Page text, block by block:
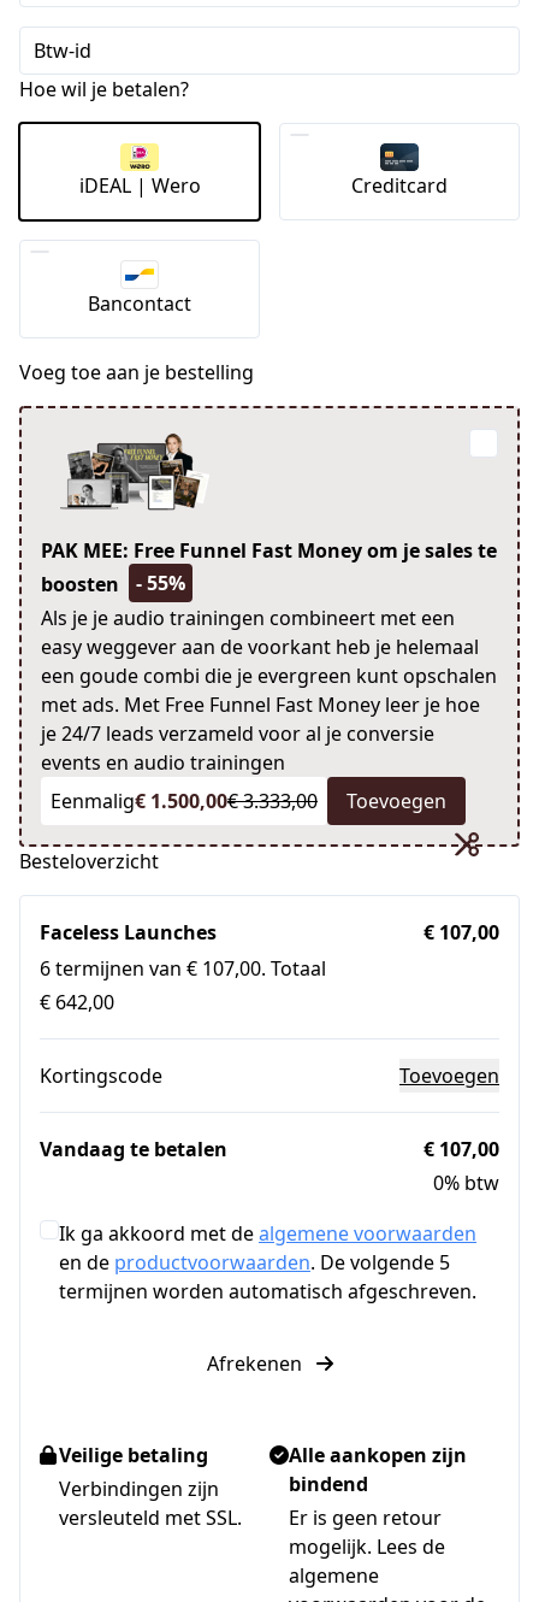
Btw-id
Hoe wil je betalen?
iDEAL | Wero Creditcard
Bancontact
Voeg toe aan je bestelling
PAK MEE: Free Funnel Fast Money om je sales te
boosten
- 55%
Als je je audio trainingen combineert met een
easy weggever aan de voorkant heb je helemaal
een goude combi die je evergreen kunt opschalen
met ads. Met Free Funnel Fast Money leer je hoe
je 24/7 leads verzameld voor al je conversie
events en audio trainingen
Eenmalig€ 1.500,00€ 3.333,00 Toevoegen
Besteloverzicht
Faceless Launches
6 termijnen van € 107,00. Totaal
€ 642,00
€ 107,00
Kortingscode Toevoegen
Vandaag te betalen
€ 107,00
0% btw
Ik ga akkoord met dealgemene voorwaarden
en de productvoorwaarden. De volgende 5
termijnen worden automatisch afgeschreven.
Afrekenen
Veilige betaling
Verbindingen zijn
versleuteld met SSL.
Alle aankopen zijn
bindend
Er is geen retour
mogelijk. Lees de
algemene